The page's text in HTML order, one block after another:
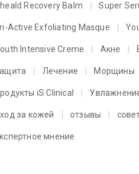
Recovery Balm Super
Active Exfoliating Masque
Intensive Creme Акне
Лечение Морщины
iS Clinical
за кожей отзывы
мнение